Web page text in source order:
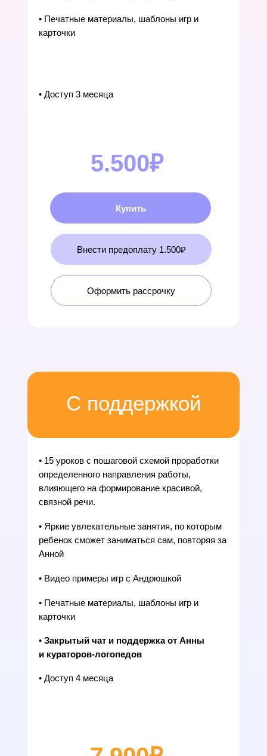
С поддержкой
• 15 уроков с пошаговой схемой проработки
определенного направления работы,
влияющего на формирование красивой,
связной речи.
• Яркие увлекательные занятия, по которым
ребенок сможет заниматься сам, повторяя за
Анной
• Видео примеры игр с Андрюшкой
• Печатные материалы, шаблоны игр и
карточки
• Закрытый чат и поддержка от Анны
и кураторов-логопедов
• Доступ 4 месяца
• Печатные материалы, шаблоны игр и
карточки
• Доступ 3 месяца
5.500₽
Купить
Внести предоплату 1.500₽
Оформить рассрочку